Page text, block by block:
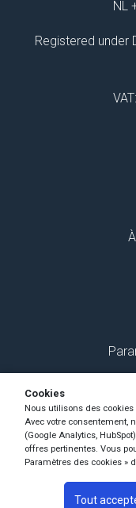
NL
Registered under
Copyright Ski-
Cookies
Nous utilisons des
Avec votre consentement,
(Google Analytics,
offres pertinentes. Vous
Paramètres des cookies »
Tout